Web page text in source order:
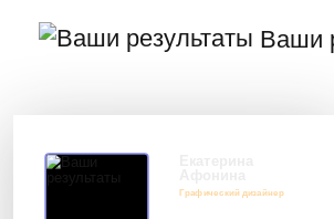
Ваши
Графический дизайнер